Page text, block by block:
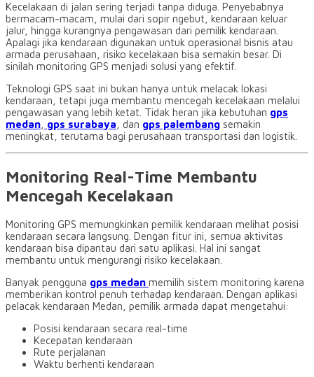
Kecelakaan di jalan sering terjadi tanpa diduga. Penyebabnya
bermacam-macam, mulai dari sopir ngebut, kendaraan keluar
jalur, hingga kurangnya pengawasan dari pemilik kendaraan.
Apalagi jika kendaraan digunakan untuk operasional bisnis atau
armada perusahaan, risiko kecelakaan bisa semakin besar. Di
sinilah monitoring GPS menjadi solusi yang efektif.
Teknologi GPS saat ini bukan hanya untuk melacak lokasi
kendaraan, tetapi juga membantu mencegah kecelakaan melalui
pengawasan yang lebih ketat. Tidak heran jika kebutuhan gps
medan gps surabaya , dan gps palembang semakin
meningkat, terutama bagi perusahaan transportasi dan logistik.
Monitoring Real-Time Membantu
Mencegah Kecelakaan
Monitoring GPS memungkinkan pemilik kendaraan melihat posisi
kendaraan secara langsung. Dengan fitur ini, semua aktivitas
kendaraan bisa dipantau dari satu aplikasi. Hal ini sangat
membantu untuk mengurangi risiko kecelakaan.
Banyak pengguna gps medan memilih sistem monitoring karena
memberikan kontrol penuh terhadap kendaraan. Dengan aplikasi
pelacak kendaraan Medan, pemilik armada dapat mengetahui:
Posisi kendaraan secara real-time
Kecepatan kendaraan
Rute perjalanan
Waktu berhenti kendaraan